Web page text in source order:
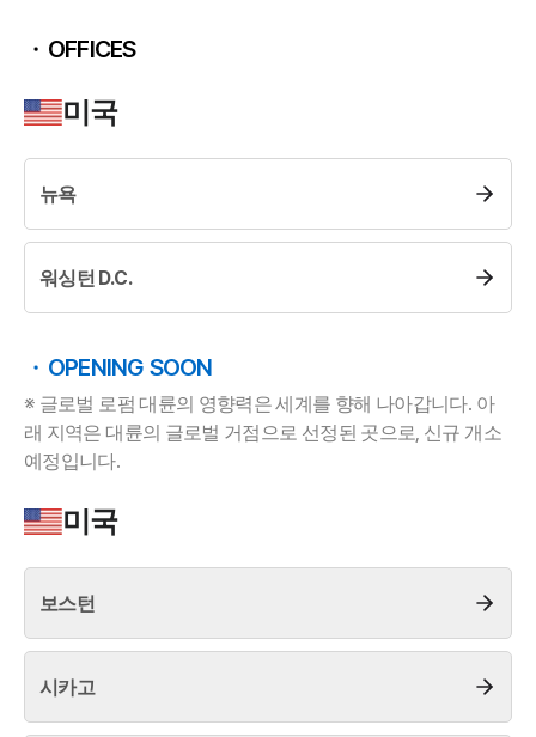
팀소개
오시는 길
고객의 소리
통합검색
AI대륜
사례분석/최신동향
고객후기
OFFICES
미국
뉴욕
워싱턴 D.C.
OPENING SOON
※ 글로벌 로펌 대륜의 영향력은 세계를 향해 나아갑니다. 아
래 지역은 대륜의 글로벌 거점으로 선정된 곳으로, 신규 개소
예정입니다.
미국
보스턴
시카고